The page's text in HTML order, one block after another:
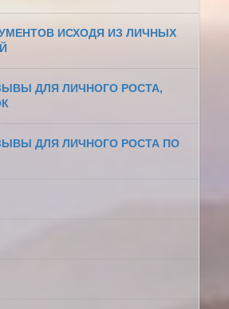
ИСХОДЯ ИЗ ЛИЧНЫХ
ДЛЯ ЛИЧНОГО РОСТА,
ДЛЯ ЛИЧНОГО РОСТА ПО